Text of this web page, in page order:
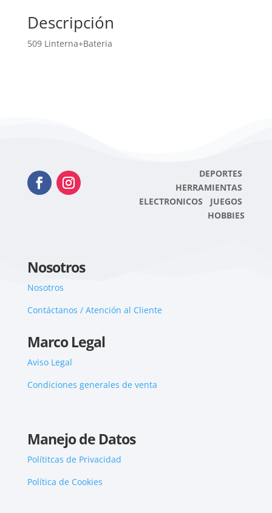
Descripción
509 Linterna+Bateria
DEPORTES
HERRAMIENTAS
ELECTRONICOS JUEGOS
HOBBIES
Nosotros
Nosotros
Contáctanos / Atención al Cliente
Marco Legal
Aviso Legal
Condiciones generales de venta
Manejo de Datos
Polítitcas de Privacidad
Política de Cookies